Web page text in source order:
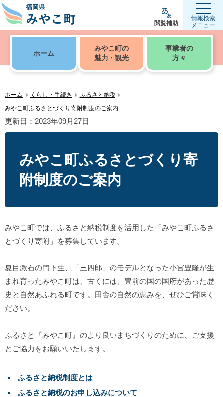
閲覧補助
情報検索
メニュー
ホーム
みやこ町の
魅力・観光
事業者の
方々
ホーム くらし・手続き
ふるさと納税
みやこ町ふるさとづくり寄附制度のご案内
更新日：2023年09月27日
みやこ町ふるさとづくり寄
附制度のご案内
みやこ町では、ふるさと納税制度を活用した「みやこ町ふるさ
とづくり寄附」を募集しています。
夏目漱石の門下生、「三四郎」のモデルとなった小宮豊隆が生
まれ育ったみやこ町は、古くには、豊前の国の国府があった歴
史と自然あふれる町です。田舎の自然の恵みを、ぜひご賞味く
ださい。
ふるさと『みやこ町』のより良いまちづくりのために、ご支援
とご協力をお願いいたします。
ふるさと納税制度とは
ふるさと納税のお申し込みについて